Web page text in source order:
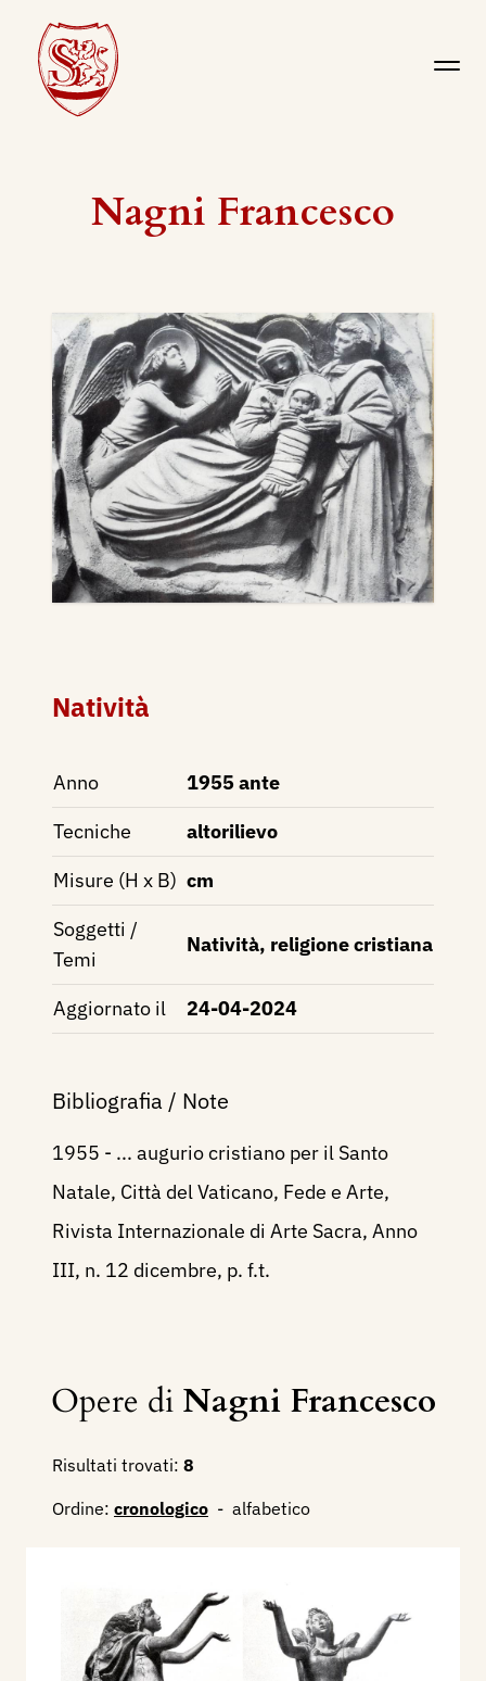
Nagni Francesco
Natività
Anno
1955 ante
Tecniche
altorilievo
Misure (H x B) cm
Soggetti /
Temi
Natività, religione cristiana
Aggiornato il 24-04-2024
Bibliografia / Note
1955 - ... augurio cristiano per il Santo
Natale, Città del Vaticano, Fede e Arte,
Rivista Internazionale di Arte Sacra, Anno
III, n. 12 dicembre, p. f.t.
Opere di Nagni Francesco
Risultati trovati: 8
Ordine: cronologico - alfabetico